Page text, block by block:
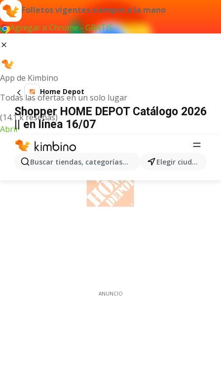
Folletos vigentes siempre a la mano
Agregar a Chrome - GRATIS
App de Kimbino
Todas las ofertas en un solo lugar
(14.1 k reseñas)
Abrir
Buscar tiendas, categorías, productos... Elegir ciudad
Home Depot
Shopper HOME DEPOT Catálogo 2026
|| en línea 16/07
ANUNCIO